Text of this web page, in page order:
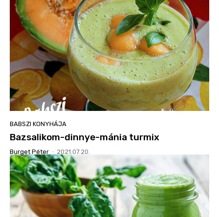
BABSZI KONYHÁJA
Bazsalikom-dinnye-mánia turmix
Burget Péter - 2021.07.20.